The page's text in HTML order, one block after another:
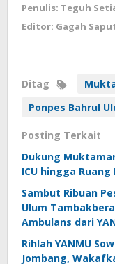
Penulis: Teguh
Editor: Gagah
Ditag
Ponpes Bahrul
Posting Terkait
Dukung
ICU hingga
Sambut Ribuan
Ulum
Ambulans dari
Rihlah YANMU
Jombang,